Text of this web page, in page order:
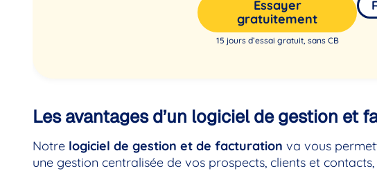
Essayer
gratuitement
15 jours d’essai gratuit, sans CB
Les avantages d’un logiciel de gestion et
Notre logiciel de gestion et de facturation va vous
une gestion centralisée de vos prospects, clients et